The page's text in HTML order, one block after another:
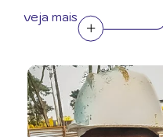
veja mais